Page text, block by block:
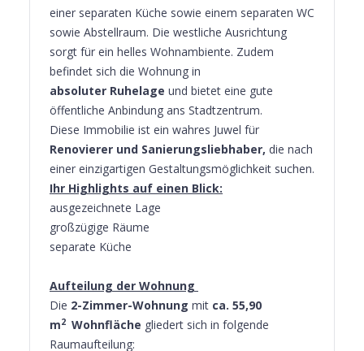
einer separaten Küche sowie einem separaten WC
sowie Abstellraum. Die westliche Ausrichtung
sorgt für ein helles Wohnambiente. Zudem
befindet sich die Wohnung in
absoluter Ruhelage und bietet eine gute
öffentliche Anbindung ans Stadtzentrum.
Diese Immobilie ist ein wahres Juwel für
Renovierer und Sanierungsliebhaber, die nach
einer einzigartigen Gestaltungsmöglichkeit suchen.
Ihr Highlights auf einen Blick:
ausgezeichnete Lage
großzügige Räume
separate Küche
Aufteilung der Wohnung
Die 2-Zimmer-Wohnung mit ca. 55,90
m2 Wohnfläche gliedert sich in folgende
Raumaufteilung: